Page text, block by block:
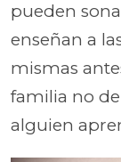
pueden
enseñan a
mismas
familia no
alguien